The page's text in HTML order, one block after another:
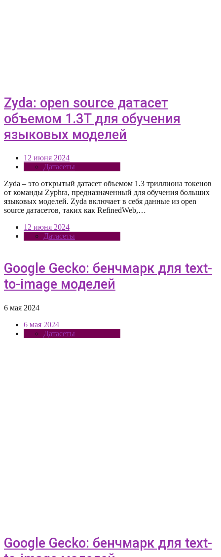
Zyda: open source датасет
объемом 1.3T для обучения
языковых моделей
12 июня 2024
Датасеты
Zyda – это открытый датасет объемом 1.3 триллиона токенов
от команды Zyphra, предназначенный для обучения больших
языковых моделей. Zyda включает в себя данные из open
source датасетов, таких как RefinedWeb,…
12 июня 2024
Датасеты
Google Gecko: бенчмарк для text-
to-image моделей
6 мая 2024
6 мая 2024
Датасеты
Google Gecko: бенчмарк для text-